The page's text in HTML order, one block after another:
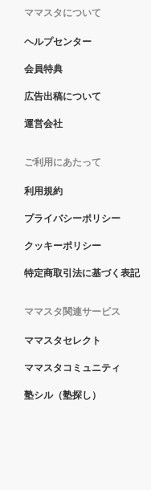
ママスタについて
ヘルプセンター
会員特典
広告出稿について
運営会社
ご利用にあたって
利用規約
プライバシーポリシー
クッキーポリシー
特定商取引法に基づく表記
ママスタ関連サービス
ママスタセレクト
ママスタコミュニティ
塾シル（塾探し）